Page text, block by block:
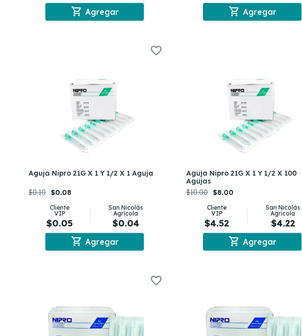
shopping_cart Agregar shopping_cart Agregar
Aguja Nipro 21G X 1 Y 1/2 X 1 Aguja
$0.10 $0.08
Cliente
VIP
$0.05
San Nicolás
Agrícola
$0.04
shopping_cart Agregar
Aguja Nipro 21G X 1 Y 1/2 X 100
Agujas
$10.00 $8.00
Cliente
VIP
$4.52
San Nicolás
Agrícola
$4.22
shopping_cart Agregar